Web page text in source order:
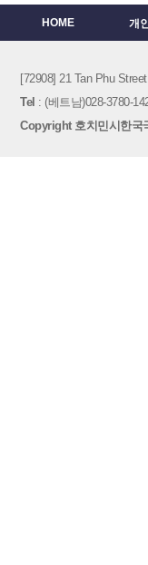
HOME 개
[72908] 21 Tan Phu
Tel : (베트남)028-3780-
Copyright 호치민시한국